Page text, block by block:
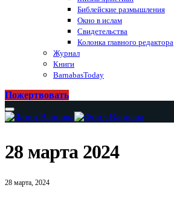
Библейские размышления
Окно в ислам
Свидетельства
Колонка главного редактора
Журнал
Книги
BarnabasToday
Пожертвовать
28 марта 2024
28 марта, 2024